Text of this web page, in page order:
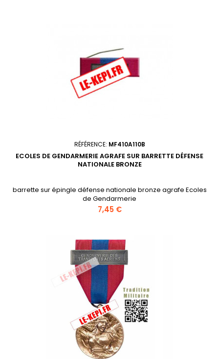
RÉFÉRENCE: MF410A110B
ECOLES DE GENDARMERIE AGRAFE SUR BARRETTE DÉFENSE
NATIONALE BRONZE
barrette sur épingle défense nationale bronze agrafe Ecoles
de Gendarmerie
Prix
7,45 €